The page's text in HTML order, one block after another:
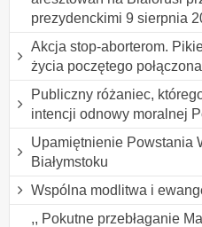
prezydenckimi 9 sierpnia
Akcja stop-aborterom.
życia poczętego
Publiczny różaniec,
intencji odnowy moralnej
Upamiętnienie Powstania
Białymstoku
Wspólna modlitwa i
,, Pokutne przebłaganie